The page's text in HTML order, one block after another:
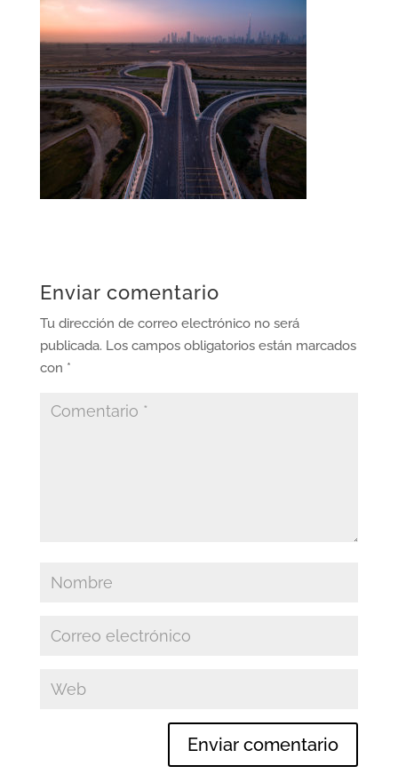
Enviar comentario
Tu dirección de correo electrónico no será
publicada. Los campos obligatorios están marcados
con *